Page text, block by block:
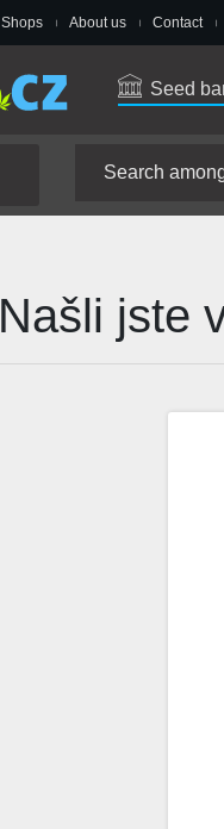
Shops About us Contact
Seed
Našli jste